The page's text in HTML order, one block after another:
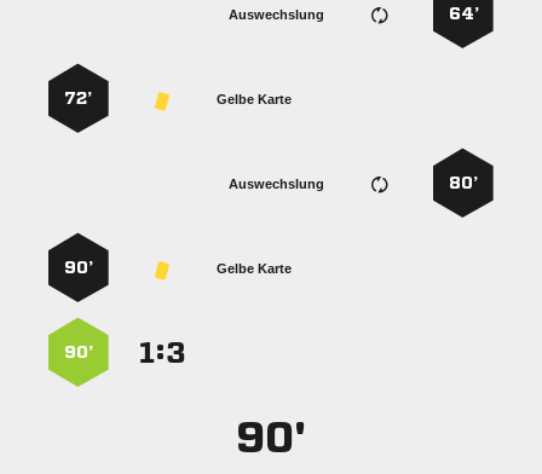
64’
Auswechslung
Gelbe Karte
72’
80’
Auswechslung
Gelbe Karte
90’
:
90’
90'